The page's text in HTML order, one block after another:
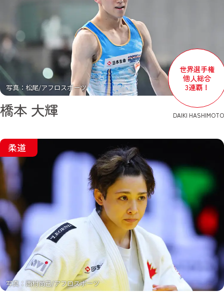
写真：松尾/アフロスポーツ
世界選手権
個人総合
3連覇！
橋本 大輝 DAIKI HASHIMOTO
柔道
写真：西村尚己/アフロスポーツ